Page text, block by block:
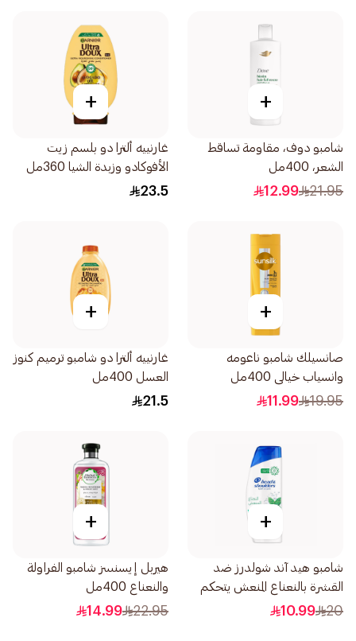
+
شامبو دوف، مقاومة تساقط
الشعر، 400مل
21.95
12.99
+
غارنييه ألترا دو بلسم زيت
الأفوكادو وزبدة الشيا 360مل
23.5
+
صانسيلك شامبو ناعومه
وانسياب خيالى 400مل
19.95
11.99
+
غارنييه ألترا دو شامبو ترميم كنوز
العسل 400مل
21.5
+
شامبو هيد آند شولدرز ضد
القشرة بالنعناع المنعش يتحكم
في القشرة 350مل
20
10.99
+
هيربل إيسنسز شامبو الفراولة
والنعناع 400مل
22.95
14.99